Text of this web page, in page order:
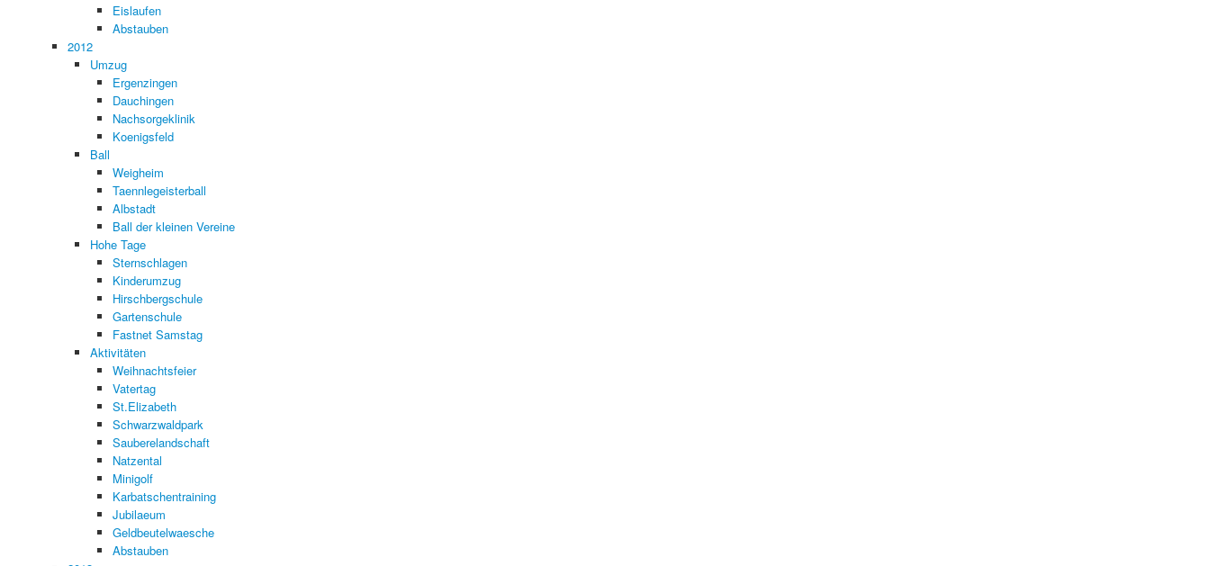
Eislaufen
Abstauben
2012
Umzug
Ergenzingen
Dauchingen
Nachsorgeklinik
Koenigsfeld
Ball
Weigheim
Taennlegeisterball
Albstadt
Ball der kleinen Vereine
Hohe Tage
Sternschlagen
Kinderumzug
Hirschbergschule
Gartenschule
Fastnet Samstag
Aktivitäten
Weihnachtsfeier
Vatertag
St.Elizabeth
Schwarzwaldpark
Sauberelandschaft
Natzental
Minigolf
Karbatschentraining
Jubilaeum
Geldbeutelwaesche
Abstauben